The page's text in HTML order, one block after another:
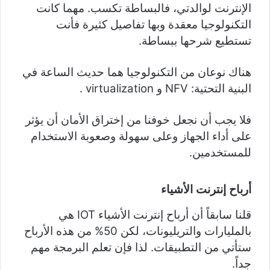
الإنترنت لوالدتي، فالبساطة تكسب. مهما كانت
التكنولوجيا معقدة وبها تفاصيل كثيرة فأنت
تستطيع شرحها ببساطة.
هناك نوعان من التكنولوجيا هما حديث الساعة في
البنية التحتية: NFV و virtualization .
فلا يجب أن نجعل خوفنا من إختراق الأمان أن يؤثر
على أداء الجهاز وعلى سهولة وصعوبة الاستخدام
للمستخدمين.
أرباح إنترنت الأشياء
قلنا سابقاً أن أرباح إنترنت الأشياء IOT هي
بالمليارات والتريليونات، لكن 50% من هذه الأرباح
ستأتي من التطبيقات. لذا فإن تعلم البرمجة مهم
جداً.